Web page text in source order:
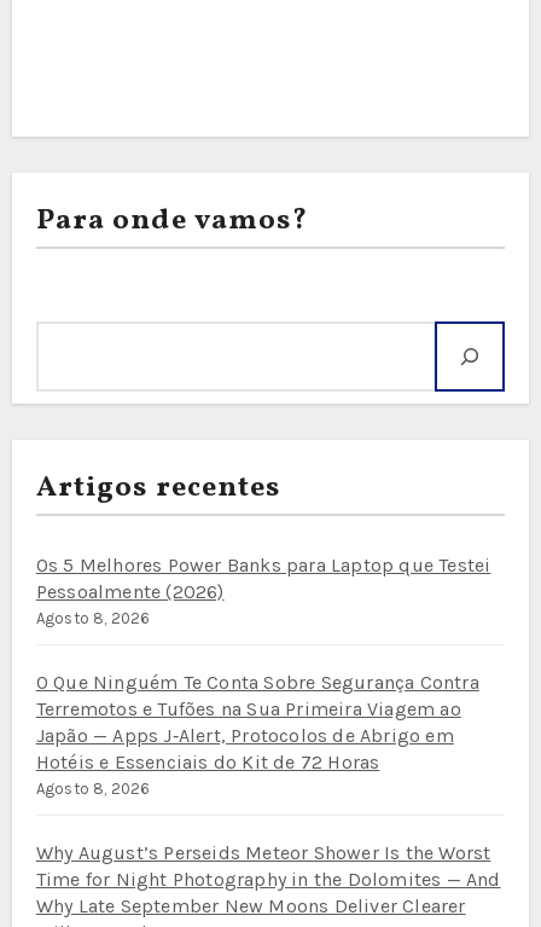
Para onde vamos?
Artigos recentes
Os 5 Melhores Power Banks para Laptop que Testei
Pessoalmente (2026)
Agosto 8, 2026
O Que Ninguém Te Conta Sobre Segurança Contra
Terremotos e Tufões na Sua Primeira Viagem ao
Japão — Apps J‑Alert, Protocolos de Abrigo em
Hotéis e Essenciais do Kit de 72 Horas
Agosto 8, 2026
Why August’s Perseids Meteor Shower Is the Worst
Time for Night Photography in the Dolomites — And
Why Late September New Moons Deliver Clearer